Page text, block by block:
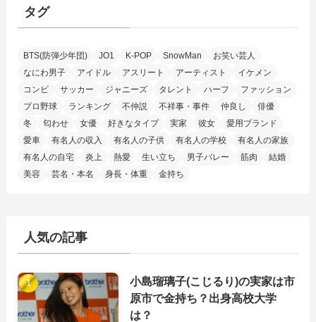
タグ
BTS(防弾少年団) JO1 K-POP SnowMan
お笑い芸人
なにわ男子
アイドル アスリート アーティスト
イケメン
コンビ
サッカー ジャニーズ タレント ハーフ
ファッション
プロ野球
ランキング 不仲説 不祥事・事件 仲良し
俳優
冬
匂わせ 女優 好きなタイプ 実家 彼女
愛用ブランド
愛車
有名人の収入 有名人の子供 有名人の学校
有名人の家族
有名人の自宅
炎上 熱愛 生い立ち 男子バレー 筋肉
結婚
美容
芸名・本名 身長・体重 金持ち
人気の記事
小島瑠璃子(こじるり)の実家は市
原市で金持ち？出身高校大学
は？